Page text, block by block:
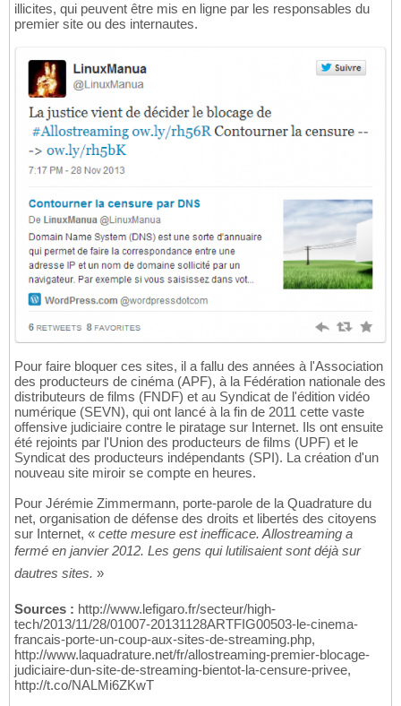
illicites, qui peuvent être mis en ligne par les responsables du
premier site ou des internautes.
Pour faire bloquer ces sites, il a fallu des années à l'Association
des producteurs de cinéma (APF), à la Fédération nationale des
distributeurs de films (FNDF) et au Syndicat de l'édition vidéo
numérique (SEVN), qui ont lancé à la fin de 2011 cette vaste
offensive judiciaire contre le piratage sur Internet. Ils ont ensuite
été rejoints par l'Union des producteurs de films (UPF) et le
Syndicat des producteurs indépendants (SPI). La création d'un
nouveau site miroir se compte en heures.
Pour Jérémie Zimmermann, porte-parole de la Quadrature du
net, organisation de défense des droits et libertés des citoyens
sur Internet, « cette mesure est inefficace. Allostreaming a
fermé en janvier 2012. Les gens qui lutilisaient sont déjà sur
dautres sites. »
Sources : http://www.lefigaro.fr/secteur/high-
tech/2013/11/28/01007-20131128ARTFIG00503-le-cinema-
francais-porte-un-coup-aux-sites-de-streaming.php,
http://www.laquadrature.net/fr/allostreaming-premier-blocage-
judiciaire-dun-site-de-streaming-bientot-la-censure-privee,
http://t.co/NALMi6ZKwT